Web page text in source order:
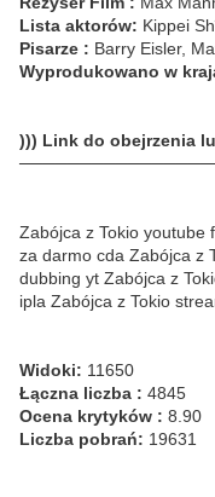
Lista aktorów: Kippei
Pisarze : Barry Eisler,
Wyprodukowano w
))) Link do obejrzenia
Zabójca z Tokio youtube
za darmo cda Zabójca z
dubbing yt Zabójca z
ipla Zabójca z Tokio
Widoki: 11650
Łączna liczba : 4845
Ocena krytyków : 8.90
Liczba pobrań: 19631